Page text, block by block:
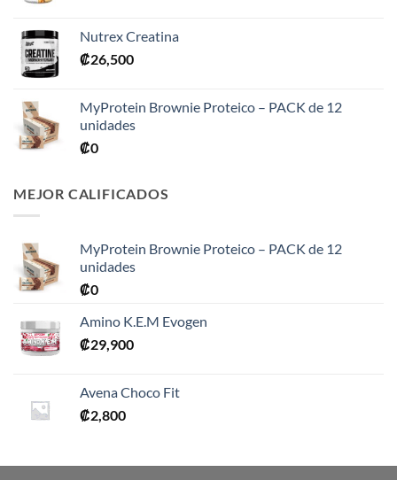
Nutrex Creatina
₡26,500
MyProtein Brownie Proteico – PACK de 12
unidades
₡0
MEJOR CALIFICADOS
MyProtein Brownie Proteico – PACK de 12
unidades
₡0
Amino K.E.M Evogen
₡29,900
Avena Choco Fit
₡2,800